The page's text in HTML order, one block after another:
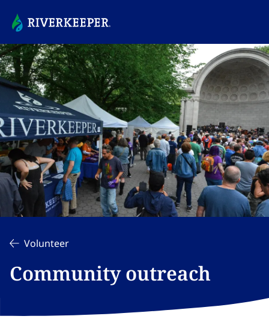
Volunteer​​​​‌ ‍ ​‍​‍‌‍ ‌ ​‍‌‍‍‌‌‍‌ ‌‍‍‌‌‍ ‍​‍​‍​ ‍‍​‍​‍‌ ​ ‌‍​‌‌‍ ‍‌‍‍‌‌ ‌​‌ ‍‌​‍ ‍‌‍‍‌‌‍ ​‍​‍​‍ ​​‍​‍‌‍‍​‌ ​‍‌‍‌‌‌‍‌‍​‍​‍​ ‍‍​‍​‍‌‍‍​‌ ‌​‌ ‌​‌ ​​‌ ​ ​ ‍‍​‍ ​‍ ‌‍​ ‌‍ ‌‌ ​ ​‍ ‍‌‍ ‌‌‍​‌‌‍‍‌‌‍ ‍​‍ ‍​ ​‍​ ​​​ ​‍​ ‌​‌ ​‍‌‍‌‌‌‍‌​‌‍‌‌‌ ​ ‌‍‍‌‌‍‌ ‌‍ ‍​‍ ‍‌ ​‍‌‍‍‌‌ ‌‍‌‍‌‌‌ ​‍‌‍‍ ‌‍‌‌‌‍‌‌‌ ​​‌‍‌‌‌ ​‍​‍ ‍‌‍ ‌ ​‍‌‍‌ ​‍ ‌‍‍‌‌‍ ‍‌ ‌​‌‍‌‌‌‍ ‍‌ ‌​​‍ ‌‍‌‌‌‍‌​‌‍‍‌‌ ‌​​‍ ‌‍ ‌‌‍ ‌‍‌​‌‍‌‌​ ‌‌ ​​‌ ​‍‌‍‌‌‌ ​ ‌‍‌‌‌‍ ‍‌ ‌​‌‍​‌‌ ‌​‌‍‍‌‌‍ ‌‍ ‍​ ‍ ‌‍‍‌‌‍‌​​ ‌‌ ‌‍‌‍ ‌‍ ​‌ ‌‌‌‍ ‍‌ ‌​‌‍‌‌‌‍‌‌‌ ​‍​ ‍ ‌ ‌​‌ ‍‌‌ ​​‌‍‌‌​ ‌‌ ‌‍‌‍ ‌‍ ​‌ ‌‌‌‍ ‍‌ ‌​‌‍‌‌‌‍‌‌‌ ​‍‌‌ ‌ ​​‌‍​‌‌‍‌ ‌‍‌‌​ ‍ ‌ ​​‌‍​‌‌ ‌​‌‍‍​​ ‌‌ ‌​‌‍‍‌‌ ‌​‌‍ ​‌‍‌‌​ ‌‍​‍‌‍​‌‌ ​ ‌‍‌‌‌‌‌‌‌ ​‍‌‍ ​​ ‌‌‍‍​‌ ‌​‌ ‌​‌ ​​‌ ​ ​‍‌‌​ ​ ‌​​‌​‍‌‌​ ​‍‌​‌‍​‍‌‌​ ​‍‌​‌‍‌‍​ ‌‍ ‌‌ ​ ​‍ ‍‌‍ ‌‌‍​‌‌‍‍‌‌‍ ‍​‍ ‍​ ​‍​ ​​​ ​‍​ ‌​‌ ​‍‌‍‌‌‌‍‌​‌‍‌‌‌ ​ ‌‍‍‌‌‍‌ ‌‍ ‍​‍ ‍‌ ​‍‌‍‍‌‌ ‌‍‌‍‌‌‌ ​‍‌‍‍ ‌‍‌‌‌‍‌‌‌ ​​‌‍‌‌‌ ​‍​‍ ‍‌‍ ‌ ​‍‌‍‌ ​‍‌‍‌‍‍‌‌‍‌​​ ‌‌ ‌‍‌‍ ‌‍ ​‌ ‌‌‌‍ ‍‌ ‌​‌‍‌‌‌‍‌‌‌ ​‍​‍‌‍‌ ‌​‌ ‍‌‌ ​​‌‍‌‌​ ‌‌ ‌‍‌‍ ‌‍ ​‌ ‌‌‌‍ ‍‌ ‌​‌‍‌‌‌‍‌‌‌ ​‍‌‌ ‌ ​​‌‍​‌‌‍‌ ‌‍‌‌​‍‌‍‌ ​​‌‍​‌‌ ‌​‌‍‍​​ ‌‌ ‌​‌‍‍‌‌ ‌​‌‍ ​‌‍‌‌​‍‌‍‌ ​​‌‍‌‌‌ ​‍‌ ​ ‌ ​​‌‍‌‌‌‍​ ‌ ‌​‌‍‍‌‌ ‌‍‌‍‌‌​ ‌‌ ​​‌ ‌‌‌‍​‍‌‍ ​‌‍‍‌‌ ​ ‌‍‍​‌‍‌‌‌‍‌​​‍​‍‌ ‌
Community outreach​​​​‌ ‍ ​‍​‍‌‍ ‌ ​‍‌‍‍‌‌‍‌ ‌‍‍‌‌‍ ‍​‍​‍​ ‍‍​‍​‍‌ ​ ‌‍​‌‌‍ ‍‌‍‍‌‌ ‌​‌ ‍‌​‍ ‍‌‍‍‌‌‍ ​‍​‍​‍ ​​‍​‍‌‍‍​‌ ​‍‌‍‌‌‌‍‌‍​‍​‍​ ‍‍​‍​‍‌‍‍​‌ ‌​‌ ‌​‌ ​​‌ ​ ​ ‍‍​‍ ​‍ ‌‍​ ‌‍ ‌‌ ​ ​‍ ‍‌‍ ‌‌‍​‌‌‍‍‌‌‍ ‍​‍ ‍​ ​‍​ ​​​ ​‍​ ‌​‌ ​‍‌‍‌‌‌‍‌​‌‍‌‌‌ ​ ‌‍‍‌‌‍‌ ‌‍ ‍​‍ ‍‌ ​‍‌‍‍‌‌ ‌‍‌‍‌‌‌ ​‍‌‍‍ ‌‍‌‌‌‍‌‌‌ ​​‌‍‌‌‌ ​‍​‍ ‍‌‍ ‌ ​‍‌‍‌ ​‍ ‌‍‍‌‌‍ ‍‌ ‌​‌‍‌‌‌‍ ‍‌ ‌​​‍ ‌‍‌‌‌‍‌​‌‍‍‌‌ ‌​​‍ ‌‍ ‌‌‍ ‌‍‌​‌‍‌‌​ ‌‌ ​​‌ ​‍‌‍‌‌‌ ​ ‌‍‌‌‌‍ ‍‌ ‌​‌‍​‌‌ ‌​‌‍‍‌‌‍ ‌‍ ‍​ ‍ ‌‍‍‌‌‍‌​​ ‌‌‍​ ​ ‌ ‌‍​‍​ ​​‌‍‌‍​ ​​​ ‍​‌‍‌‌​‍ ‌‌‍​‌​ ‍‌‌‍‌‌​ ‍​​‍ ‌​ ‌​​ ‍‌​ ‌‍​ ​‍​‍ ‌​ ‍‌​ ‌‌‌‍‌‍‌‍​‌​‍ ‌​ ‍​​ ‌‌​ ​ ​ ‌‍​ ‍‌​ ‌‍​ ‌‌‌‍​‌‌‍‌‌​ ​‍‌‍​‍‌‍​‌​ ‍ ‌ ‌​‌ ‍‌‌ ​​‌‍‌‌​ ‌‌ ‌‍‌‍ ‌‍ ​‌ ‌‌‌‍ ‍‌ ‌​‌‍‌‌‌‍‌‌‌ ​‍‌​‍‌‌ ‌​‌‍‌‌‌‍ ‌​ ‍ ‌ ​​‌‍​‌‌ ‌​‌‍‍​​ ‌‌ ‌​‌‍‍‌‌ ‌​‌‍ ​‌‍‌‌​ ‌‍​‍‌‍​‌‌ ​ ‌‍‌‌‌‌‌‌‌ ​‍‌‍ ​​ ‌‌‍‍​‌ ‌​‌ ‌​‌ ​​‌ ​ ​‍‌‌​ ​ ‌​​‌​‍‌‌​ ​‍‌​‌‍​‍‌‌​ ​‍‌​‌‍‌‍​ ‌‍ ‌‌ ​ ​‍ ‍‌‍ ‌‌‍​‌‌‍‍‌‌‍ ‍​‍ ‍​ ​‍​ ​​​ ​‍​ ‌​‌ ​‍‌‍‌‌‌‍‌​‌‍‌‌‌ ​ ‌‍‍‌‌‍‌ ‌‍ ‍​‍ ‍‌ ​‍‌‍‍‌‌ ‌‍‌‍‌‌‌ ​‍‌‍‍ ‌‍‌‌‌‍‌‌‌ ​​‌‍‌‌‌ ​‍​‍ ‍‌‍ ‌ ​‍‌‍‌ ​‍‌‍‌‍‍‌‌‍‌​​ ‌‌‍​ ​ ‌ ‌‍​‍​ ​​‌‍‌‍​ ​​​ ‍​‌‍‌‌​‍ ‌‌‍​‌​ ‍‌‌‍‌‌​ ‍​​‍ ‌​ ‌​​ ‍‌​ ‌‍​ ​‍​‍ ‌​ ‍‌​ ‌‌‌‍‌‍‌‍​‌​‍ ‌​ ‍​​ ‌‌​ ​ ​ ‌‍​ ‍‌​ ‌‍​ ‌‌‌‍​‌‌‍‌‌​ ​‍‌‍​‍‌‍​‌​‍‌‍‌ ‌​‌ ‍‌‌ ​​‌‍‌‌​ ‌‌ ‌‍‌‍ ‌‍ ​‌ ‌‌‌‍ ‍‌ ‌​‌‍‌‌‌‍‌‌‌ ​‍‌​‍‌‌ ‌​‌‍‌‌‌‍ ‌​‍‌‍‌ ​​‌‍​‌‌ ‌​‌‍‍​​ ‌‌ ‌​‌‍‍‌‌ ‌​‌‍ ​‌‍‌‌​‍‌‍‌ ​​‌‍‌‌‌ ​‍‌ ​ ‌ ​​‌‍‌‌‌‍​ ‌ ‌​‌‍‍‌‌ ‌‍‌‍‌‌​ ‌‌ ​​‌ ‌‌‌‍​‍‌‍ ​‌‍‍‌‌ ​ ‌‍‍​‌‍‌‌‌‍‌​​‍​‍‌ ‌